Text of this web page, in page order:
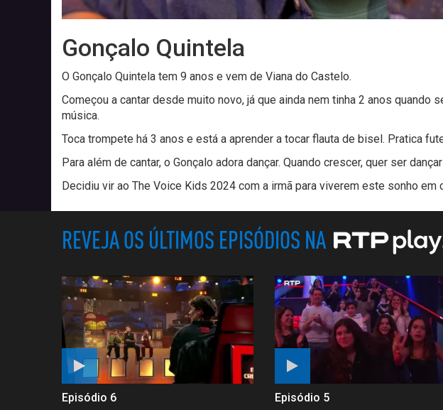
Gonçalo Quintela
O Gonçalo Quintela tem 9 anos e vem de Viana do Castelo.
Começou a cantar desde muito novo, já que ainda nem tinha 2 anos quando
música.
Toca trompete há 3 anos e está a aprender a tocar flauta de bisel. Pratica
Para além de cantar, o Gonçalo adora dançar. Quando crescer, quer ser
Decidiu vir ao The Voice Kids 2024 com a irmã para viverem este sonho em
REVEJA OS ÚLTIMOS EPISÓDIOS NA
Episódio 6 Episódio 5